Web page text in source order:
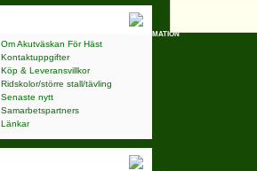
Om Akutväskan För Häst
Kontaktuppgifter
Köp & Leveransvillkor
Ridskolor/större stall/tävling
Senaste nytt
Samarbetspartners
Länkar